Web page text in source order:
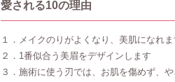
愛される10の理由
１．メイクのりがよくなり、美肌になれま
２．1番似合う美眉をデザインします
３．施術に使う刃では、お肌を傷めず、